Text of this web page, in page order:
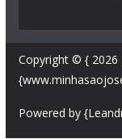
Copyright © { 2026
Powered by